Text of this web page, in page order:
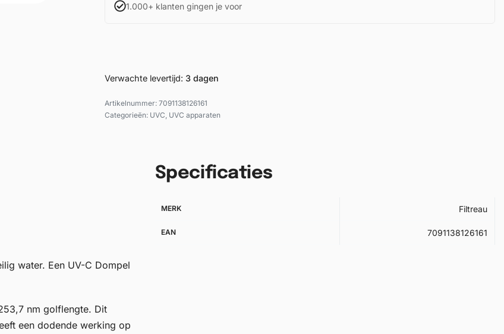
1.000+ klanten gingen je voor
Verwachte levertijd: 3 dagen
7091138126161
Categorieën: UVC UVC apparaten
water. Een UV-C Dompel
nm golflengte. Dit
een dodende werking op
Specificaties
MERK Filtreau
EAN 7091138126161